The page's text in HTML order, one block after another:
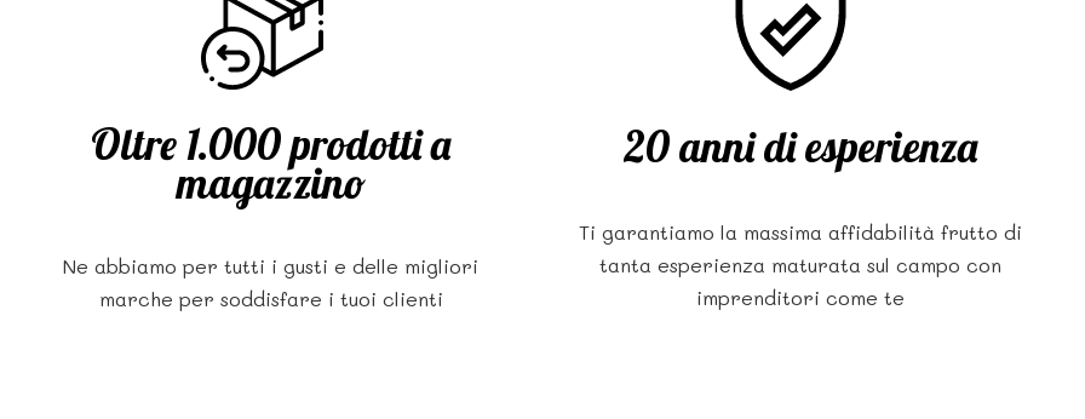
Oltre 1.000 prodotti a
magazzino
Ne abbiamo per tutti i gusti e delle migliori
marche per soddisfare i tuoi clienti
20 anni di esperienza
Ti garantiamo la massima affidabilità frutto di
tanta esperienza maturata sul campo con
imprenditori come te